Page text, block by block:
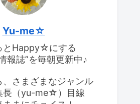
Yu-me☆
とHappy☆にする
報誌”を毎朝更新中♪
、さまざまなジャンル
長（yu-me☆）目線